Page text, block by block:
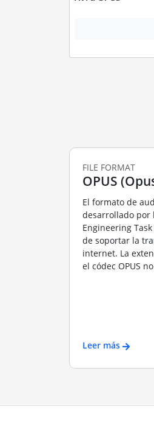
FILE FORMAT
OPUS
El formato de
desarrollado por
Engineering
de soportar la
internet. La
el códec OPUS
Leer más